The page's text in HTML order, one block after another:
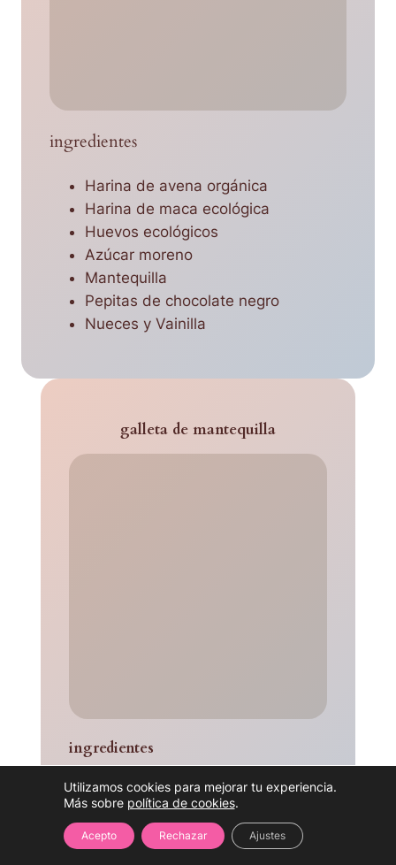
ingredientes
Harina de avena orgánica
Harina de maca ecológica
Huevos ecológicos
Azúcar moreno
Mantequilla
Pepitas de chocolate negro
Nueces y Vainilla
galleta de mantequilla
ingredientes
Harina de trigo orgánico
Mantequilla
Huevos de gallinas en libertad
Utilizamos cookies para mejorar tu experiencia.
Más sobre política de cookies.
Acepto Rechazar Ajustes